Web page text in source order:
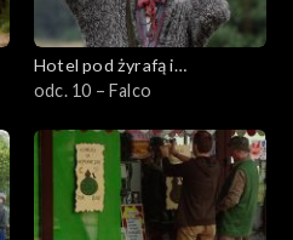
Hotel pod żyrafą i
nosorożcem
odc. 10 – Falco